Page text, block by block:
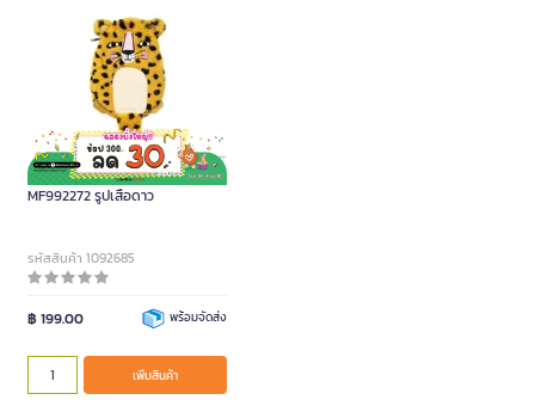
กระเป๋าดินสอ ME.STYLE
MF992272 รูปเสือดาว
รหัสสินค้า 1092685
฿ 199.00 พร้อมจัดส่ง
เพิ่มสินค้า